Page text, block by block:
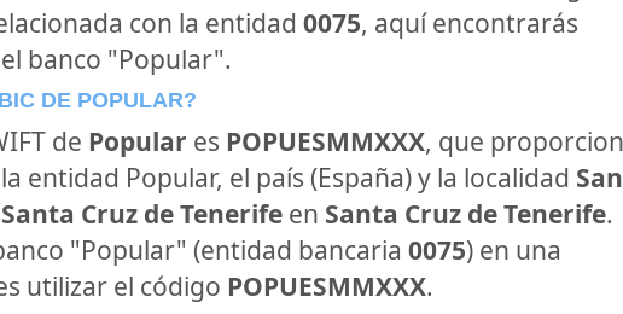
con la entidad 0075, aquí encontrarás
banco "Popular".
DE POPULAR?
de Popular es POPUESMMXXX, que
entidad Popular, el país (España) y la localidad
Cruz de Tenerife en Santa Cruz de Tenerife.
"Popular" (entidad bancaria 0075) en una
utilizar el código POPUESMMXXX.